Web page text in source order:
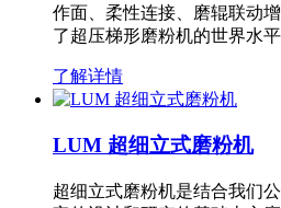
作面、柔性连接、磨辊联动
了超压梯形磨粉机的世界水
了解详情
LUM 超细立式磨粉机
超细立式磨粉机是结合我们